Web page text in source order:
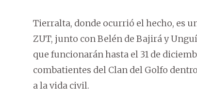
Tierralta, donde ocurrió el hecho, es
ZUT, junto con Belén de Bajirá y
que funcionarán hasta el 31 de
combatientes del Clan del Golfo
a la vida civil.